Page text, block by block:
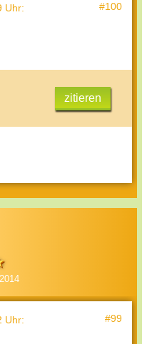
Uhr: #100
zitieren
Uhr: #99